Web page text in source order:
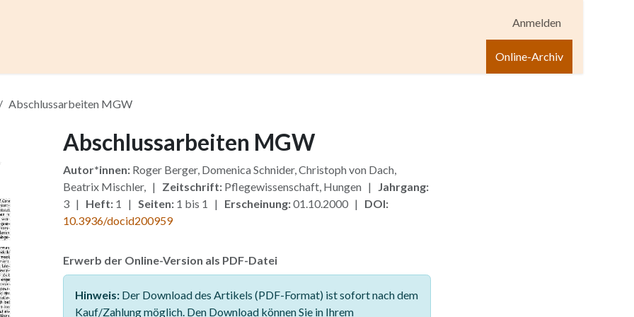
Anmelden
Online-Archiv
Abschlussarbeiten MGW
Abschlussarbeiten MGW
Autor*innen:Roger Berger, Domenica Schnider, Christoph von Dach,
Beatrix Mischler, | Zeitschrift:Pflegewissenschaft, Hungen | Jahrgang:
3 | Heft:1 | Seiten:1 bis 1 | Erscheinung:01.10.2000 | DOI:
10.3936/docid200959
Erwerb der Online-Version als PDF-Datei
Hinweis:Der Download des Artikels (PDF-Format) ist sofort nach dem
Kauf/Zahlung möglich. Den Download können Sie in Ihrem